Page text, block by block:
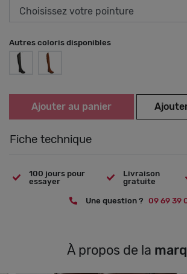
Autres coloris disponibles
Ajouter au panier
Fiche technique
100 jours pour
essayer
Livraison
gratuite
Une question ? 09 69 39
À propos de la